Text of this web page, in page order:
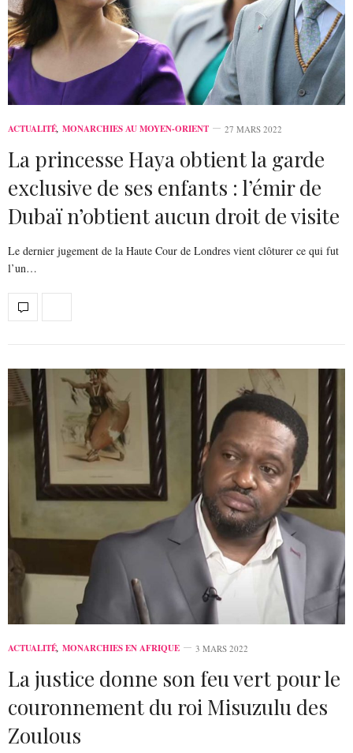
ACTUALITÉ, MONARCHIES AU MOYEN-ORIENT 27 MARS 2022
La princesse Haya obtient la garde
exclusive de ses enfants : l’émir de
Dubaï n’obtient aucun droit de visite
Le dernier jugement de la Haute Cour de Londres vient clôturer ce qui fut
l’un…
ACTUALITÉ, MONARCHIES EN AFRIQUE 3 MARS 2022
La justice donne son feu vert pour le
couronnement du roi Misuzulu des
Zoulous